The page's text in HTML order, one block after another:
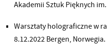
Akademii Sztuk Pięknych
Warsztaty holograficzne w
8.12.2022 Bergen, Norwegia.